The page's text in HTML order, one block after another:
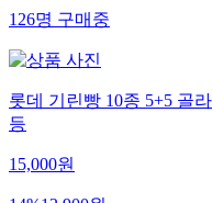
126명구매중
롯데 기린빵 10종 5+5 골
등
15,000원